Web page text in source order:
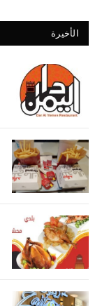
الأخيرة